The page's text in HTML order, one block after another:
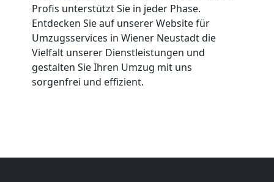
Profis unterstützt Sie in jeder Phase.
Entdecken Sie auf unserer Website für
Umzugsservices in Wiener Neustadt die
Vielfalt unserer Dienstleistungen und
gestalten Sie Ihren Umzug mit uns
sorgenfrei und effizient.